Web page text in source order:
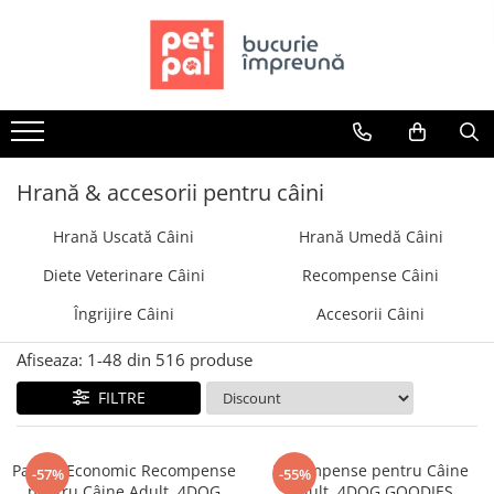
Câini
Hrană Uscată Câini
Câine Junior
Câine Senior
Hrană Umedă Câini
Câine Junior
Câine Adult
Diete Veterinare Câini
Umedă
Recompense Câini
Biscuiți
Hrană & accesorii pentru câini
Hrană Uscată Câini
Hrană Umedă Câini
Diete Veterinare Câini
Recompense Câini
Îngrijire Câini
Accesorii Câini
Afiseaza: 1-48 din 516 produse
FILTRE
-57%
Pachet Economic Recompense
-55%
Recompense pentru Câine